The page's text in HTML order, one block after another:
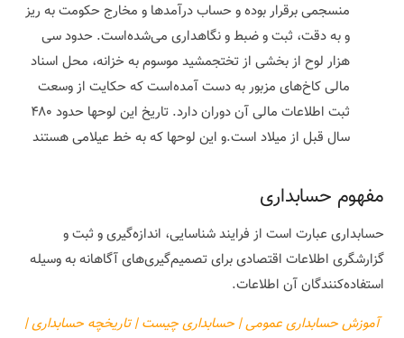
منسجمی برقرار بوده و حساب درآمدها و مخارج حکومت به ریز
و به دقت، ثبت و ضبط و نگاهداری می‌شده‌است. حدود سی
هزار لوح از بخشی از تختجمشید موسوم به خزانه، محل اسناد
مالی کاخ‌های مزبور به دست آمده‌است که حکایت از وسعت
ثبت اطلاعات مالی آن دوران دارد. تاریخ این لوحها حدود ۴۸۰
سال قبل از میلاد است.و این لوحها که به خط عیلامی هستند
مفهوم حسابداری
حسابداری عبارت است از فرایند شناسایی، اندازه‌گیری و ثبت و
گزارشگری اطلاعات اقتصادی برای تصمیم‌گیری‌های آگاهانه به وسیله
استفاده‌کنندگان آن اطلاعات.
آموزش حسابداری عمومی | حسابداری چیست | تاریخچه حسابداری |